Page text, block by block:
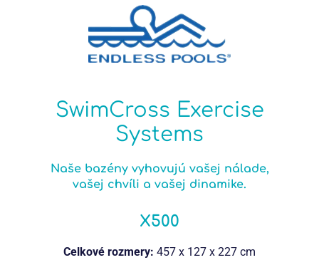
SwimCross Exercise
Systems
Naše bazény vyhovujú vašej nálade,
vašej chvíli a vašej dinamike.
X500
Celkové rozmery: 457 x 127 x 227 cm